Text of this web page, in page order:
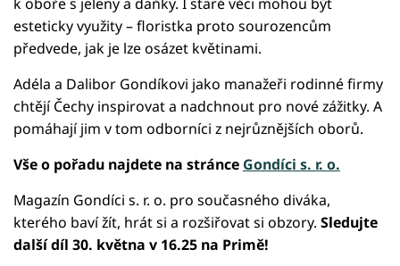
esteticky využity – floristka proto sourozencům
předvede, jak je lze osázet květinami.
Adéla a Dalibor Gondíkovi jako manažeři rodinné firmy
chtějí Čechy inspirovat a nadchnout pro nové zážitky. A
pomáhají jim v tom odborníci z nejrůznějších oborů.
Vše o pořadu najdete na stránce Gondíci s. r. o.
Magazín Gondíci s. r. o. pro současného diváka,
kterého baví žít, hrát si a rozšiřovat si obzory. Sledujte
další díl 30. května v 16.25 na Primě!